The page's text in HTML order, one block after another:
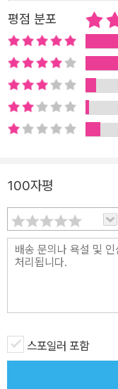
실적 공간 설정, 적나라
션’을 담아 ‘현실 사회’
확연히 구별되는 ‘새로
기 하치장’을 주요한 무
에 밴 ‘현실의 악취’까
식생활 등 지극히 사실
충격을 던진다. 파리에
특히 고대 지하 터널인
답사하여 사실적 묘사가
현실적 배경에서도 인물
력의 기발함이 넘친다.
르베르다운 상상력이
래의 길을 탐구해 왔다.
『뇌』, 『파피용』으로
서 『천사들의 제국』, 『
드라의 거울』에서 두
평점 분포
100자평
스포일러 포함